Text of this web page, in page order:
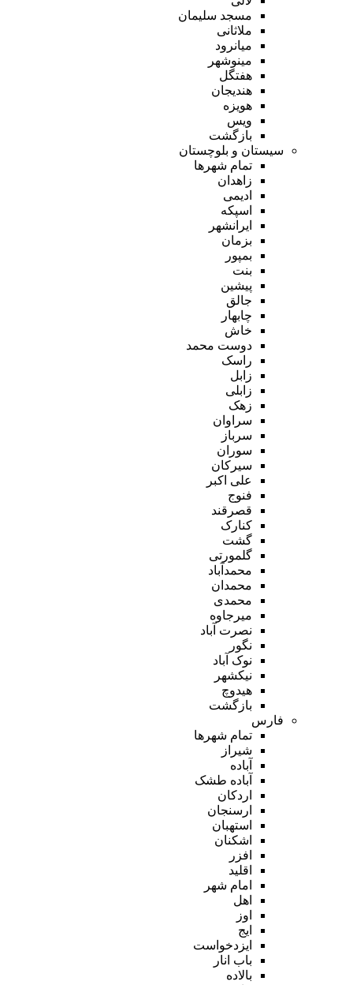
مسجد سلیمان
ملاثانی
میانرود
مینوشهر
هفتگل
هندیجان
هویزه
ویس
بازگشت
سیستان و بلوچستان
تمام شهر‌ها
زاهدان
ادیمی
اسپکه
ایرانشهر
بزمان
بمپور
بنت
پیشین
جالق
چابهار
خاش
دوست محمد
راسک
زابل
زابلی
زهک
سراوان
سرباز
سوران
سیرکان
علی اکبر
فنوج
قصرقند
کنارک
گشت
گلمورتی
محمدآباد
محمدان
محمدی
میرجاوه
نصرت آباد
نگور
نوک آباد
نیکشهر
هیدوچ
بازگشت
فارس
تمام شهر‌ها
شیراز
آباده
آباده طشک
اردکان
ارسنجان
استهبان
اشکنان
افزر
اقلید
امام شهر
اهل
اوز
ایج
ایزدخواست
باب انار
بالاده